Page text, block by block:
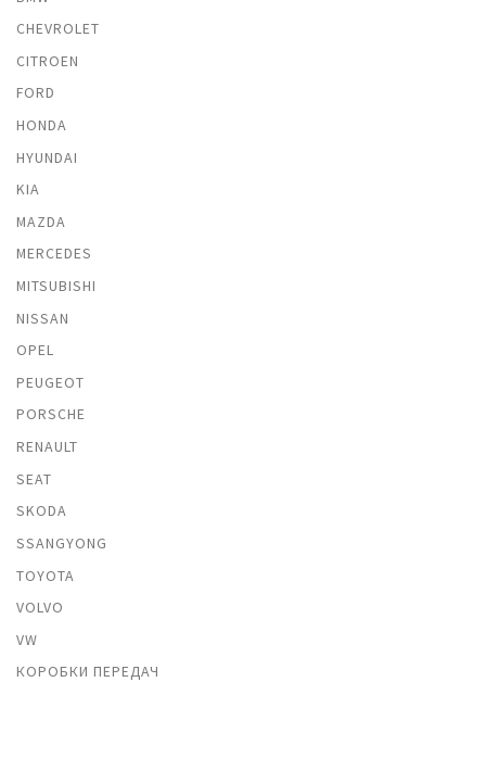
CHEVROLET
CITROEN
FORD
HONDA
HYUNDAI
KIA
MAZDA
MERCEDES
MITSUBISHI
NISSAN
OPEL
PEUGEOT
PORSCHE
RENAULT
SEAT
SKODA
SSANGYONG
TOYOTA
VOLVO
VW
КОРОБКИ ПЕРЕДАЧ